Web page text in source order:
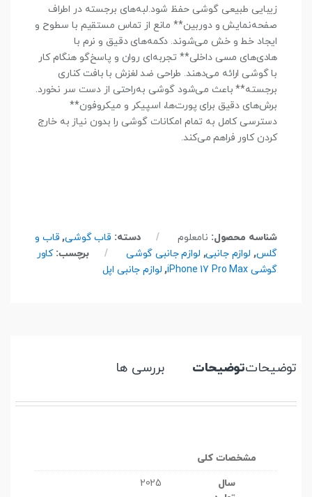
زیبایی طبیعی گوشی حفظ شود.لبه‌های برجسته در اطراف
صفحه‌نمایش و دوربین** مانع از تماس مستقیم با سطوح و
ایجاد خط و خش می‌شوند. دکمه‌های دقیق و نرم با
هادی‌های مسی داخلی** تجربه‌ای روان و پاسخ‌گو هنگام کار
با گوشی ارائه می‌دهند. طراحی ضد لغزش با بافت کناری
برجسته** باعث می‌شود گوشی به‌راحتی از دست سر نخورد.
برش‌های دقیق برای پورت‌ها، اسپیکر و میکروفون**
دسترسی کامل به تمام امکانات گوشی را بدون نیاز به خارج
کردن کاور فراهم می‌کند.
شناسه محصول: نامعلوم دسته: قاب گوشی, قاب و
گلس, لوازم جانبی, لوازم جانبی گوشی برچسب:کاور
گوشی iPhone 17 Pro Max
, لوازم جانبی اپل
توضیحاتتوضیحات بررسی ها
مشخصات کلی
سال
2025